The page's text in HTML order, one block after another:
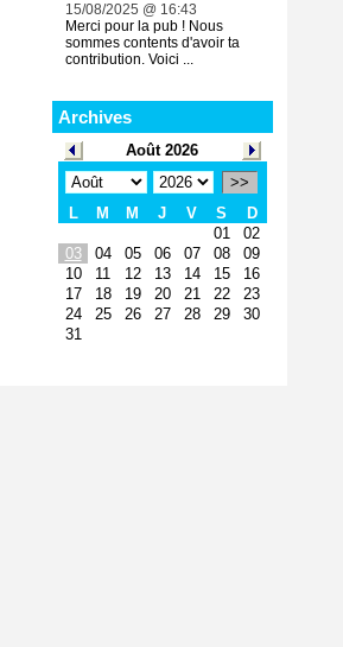
15/08/2025 @ 16:43
Merci pour la pub ! Nous
sommes contents d'avoir ta
contribution. Voici ...
Archives
Août 2026
>>
L
M M J V S
D
01
02
03
04 05 06 07 08
09
10
11 12 13 14 15
16
17
18 19 20 21 22
23
24
25 26 27 28 29
30
31